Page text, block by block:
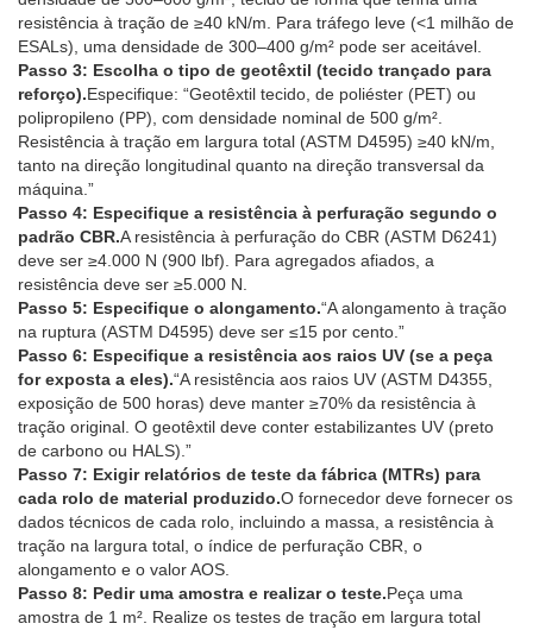
resistência à tração de ≥40 kN/m. Para tráfego leve (<1 milhão de
ESALs), uma densidade de 300–400 g/m² pode ser aceitável.
Passo 3: Escolha o tipo de geotêxtil (tecido trançado para
reforço).Especifique: “Geotêxtil tecido, de poliéster (PET) ou
polipropileno (PP), com densidade nominal de 500 g/m².
Resistência à tração em largura total (ASTM D4595) ≥40 kN/m,
tanto na direção longitudinal quanto na direção transversal da
máquina.”
Passo 4: Especifique a resistência à perfuração segundo o
padrão CBR.A resistência à perfuração do CBR (ASTM D6241)
deve ser ≥4.000 N (900 lbf). Para agregados afiados, a
resistência deve ser ≥5.000 N.
Passo 5: Especifique o alongamento.“A alongamento à tração
na ruptura (ASTM D4595) deve ser ≤15 por cento.”
Passo 6: Especifique a resistência aos raios UV (se a peça
for exposta a eles).“A resistência aos raios UV (ASTM D4355,
exposição de 500 horas) deve manter ≥70% da resistência à
tração original. O geotêxtil deve conter estabilizantes UV (preto
de carbono ou HALS).”
Passo 7: Exigir relatórios de teste da fábrica (MTRs) para
cada rolo de material produzido.O fornecedor deve fornecer os
dados técnicos de cada rolo, incluindo a massa, a resistência à
tração na largura total, o índice de perfuração CBR, o
alongamento e o valor AOS.
Passo 8: Pedir uma amostra e realizar o teste.Peça uma
amostra de 1 m². Realize os testes de tração em largura total